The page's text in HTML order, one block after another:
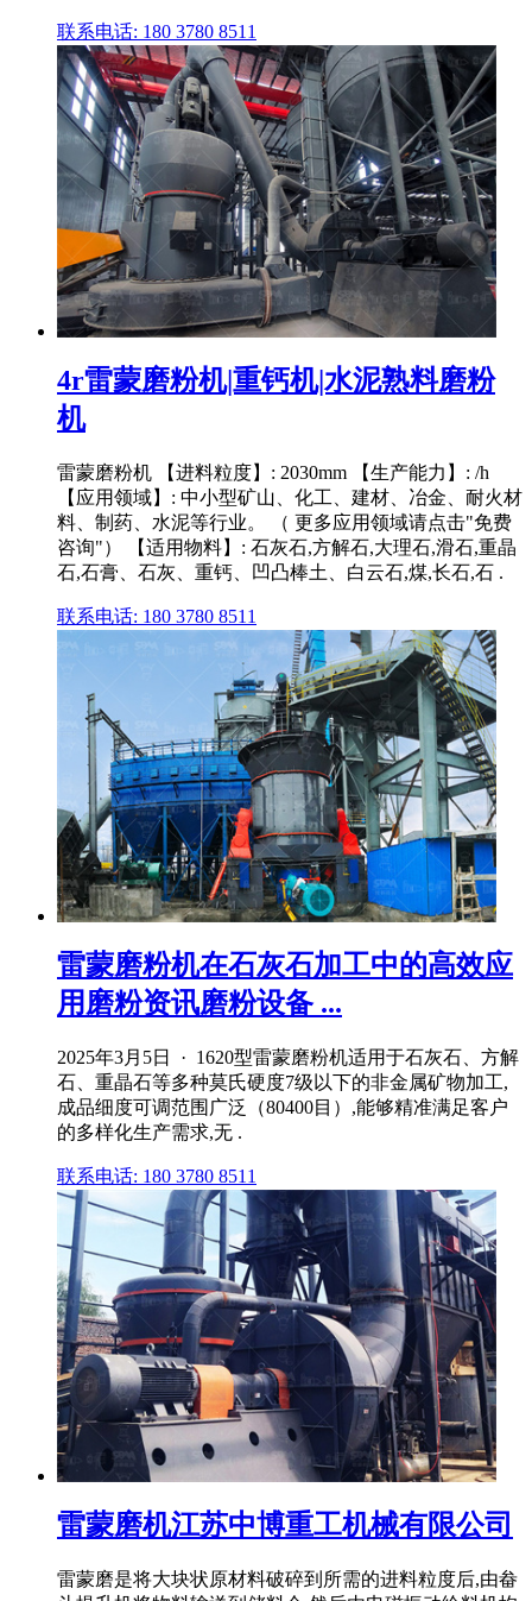
联系电话: 180 3780 8511
4r雷蒙磨粉机|重钙机|水泥熟料磨粉
机
雷蒙磨粉机 【进料粒度】: 2030mm 【生产能力】: /h
【应用领域】: 中小型矿山、化工、建材、冶金、耐火材
料、制药、水泥等行业。 （ 更多应用领域请点击"免费
咨询"） 【适用物料】: 石灰石,方解石,大理石,滑石,重晶
石,石膏、石灰、重钙、凹凸棒土、白云石,煤,长石,石 .
联系电话: 180 3780 8511
雷蒙磨粉机在石灰石加工中的高效应
用磨粉资讯磨粉设备 ...
2025年3月5日 · 1620型雷蒙磨粉机适用于石灰石、方解
石、重晶石等多种莫氏硬度7级以下的非金属矿物加工,
成品细度可调范围广泛（80400目）,能够精准满足客户
的多样化生产需求,无 .
联系电话: 180 3780 8511
雷蒙磨机江苏中博重工机械有限公司
雷蒙磨是将大块状原材料破碎到所需的进料粒度后,由畚